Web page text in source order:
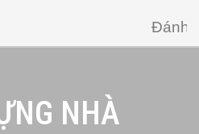
Đánh giá
NHÀ